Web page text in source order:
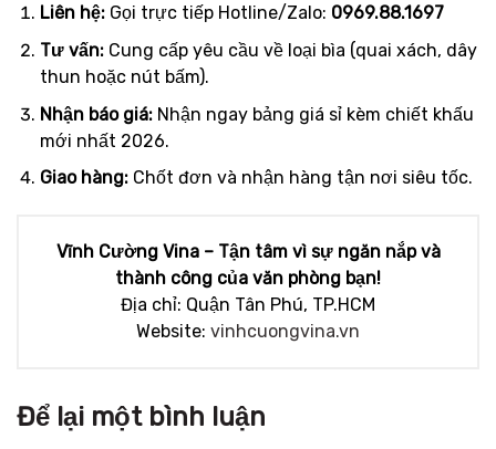
Liên hệ:Gọi trực tiếp Hotline/Zalo: 0969.88.1697
Tư vấn:Cung cấp yêu cầu về loại bìa (quai xách, dây
thun hoặc nút bấm).
Nhận báo giá:Nhận ngay bảng giá sỉ kèm chiết khấu
mới nhất 2026.
Giao hàng:Chốt đơn và nhận hàng tận nơi siêu tốc.
Vĩnh Cường Vina – Tận tâm vì sự ngăn nắp và
thành công của văn phòng bạn!
Địa chỉ: Quận Tân Phú, TP.HCM
Website: vinhcuongvina.vn
Để lại một bình luận